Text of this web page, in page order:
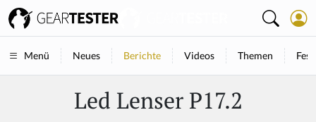
Menü Neues Berichte Videos Themen
Led Lenser P17.2